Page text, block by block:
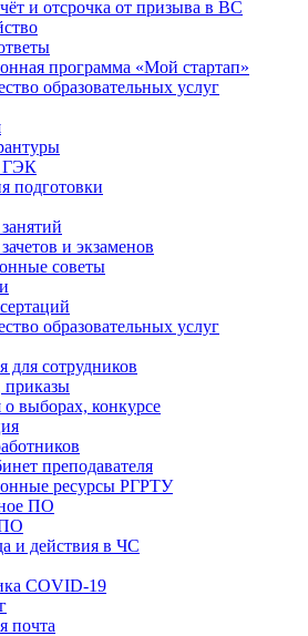
и отсрочка от призыва в ВС
программа «Мой стартап»
образовательных услуг
ГЭК
подготовки
и экзаменов
советы
образовательных услуг
сотрудников
выборах, конкурсе
преподавателя
ресурсы РГРТУ
ПО
и действия в ЧС
COVID-19
почта